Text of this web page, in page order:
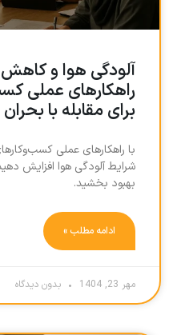
آلودگی هوا و
راهکارهای عملی
برای مقابله با
با راهکارهای عملی
شرایط آلودگی هوا افزایش
بهبود بخشید.
ادامه مطلب »
مهر 23, 1404 بدون دیدگاه